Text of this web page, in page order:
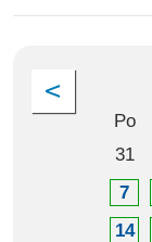
Po
31
7
14